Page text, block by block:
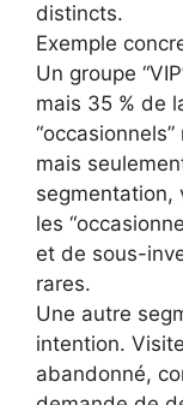
distincts.
Exemple
Un groupe
mais 35 % de
mais
segmentation,
les
et de sous-
rares.
Une autre
intention.
abandonné,